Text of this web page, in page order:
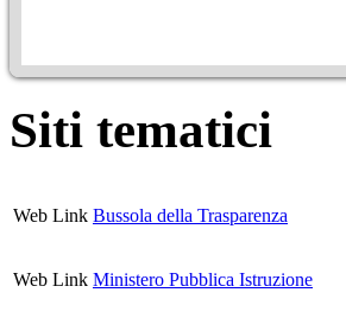
Siti tematici
Web Link Bussola della Trasparenza
Web Link Ministero Pubblica Istruzione